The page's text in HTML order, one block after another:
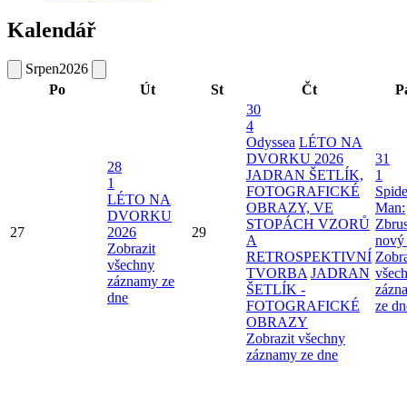
Kalendář
Srpen2026
Po
Út St Čt
27
28
1
LÉTO NA
DVORKU
2026
Zobrazit
všechny
záznamy ze
dne
29
30
4
Odyssea LÉTO NA
DVORKU 2026
JADRAN ŠETLÍK,
FOTOGRAFICKÉ
OBRAZY, VE
STOPÁCH VZORŮ
A
RETROSPEKTIVNÍ
TVORBA JADRAN
ŠETLÍK -
FOTOGRAFICKÉ
OBRAZY
Zobrazit všechny
záznamy ze dne
31
1
Man:
nový
ze